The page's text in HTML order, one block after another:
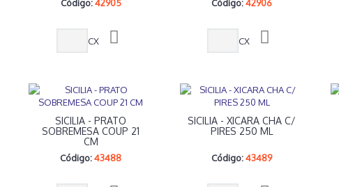
Código:42905
CX
Código: 42906
CX
SICILIA - PRATO
SOBREMESA COUP 21
CM
Código: 43488
SICILIA - XICARA CHA C/
PIRES 250 ML
Código: 43489